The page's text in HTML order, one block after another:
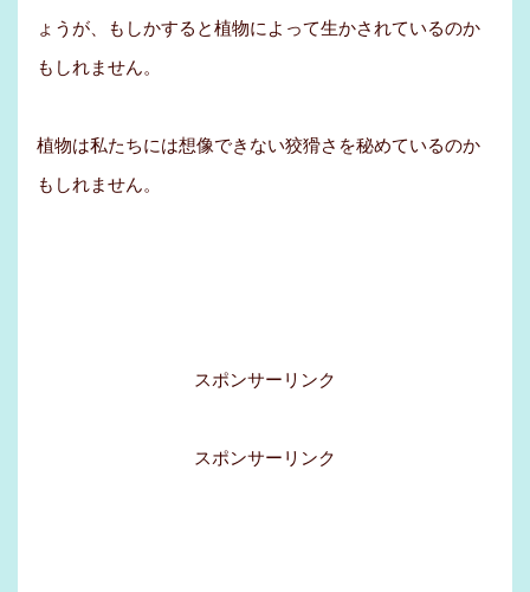
ょうが、もしかすると植物によって生かされているのか
もしれません。
植物は私たちには想像できない狡猾さを秘めているのか
もしれません。
スポンサーリンク
スポンサーリンク